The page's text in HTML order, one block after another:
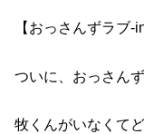
【おっさんずラブ-
ついに、おっさん
牧くんがいなくて